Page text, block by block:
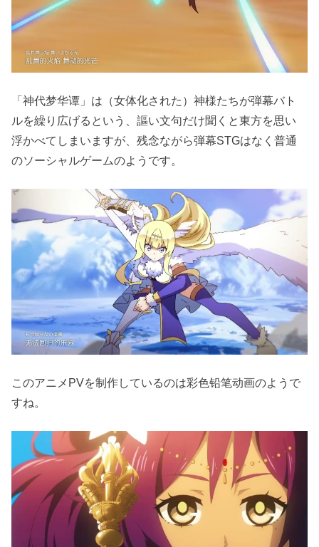
「神代梦华谭」は（女体化された）神様たちが弾幕バト
ルを繰り広げるという、謳い文句だけ聞くと東方を思い
浮かべてしまいますが、残念ながら弾幕STGはなく普通
のソーシャルゲームのようです。
このアニメPVを制作しているのは彩色铅笔动画のようで
すね。